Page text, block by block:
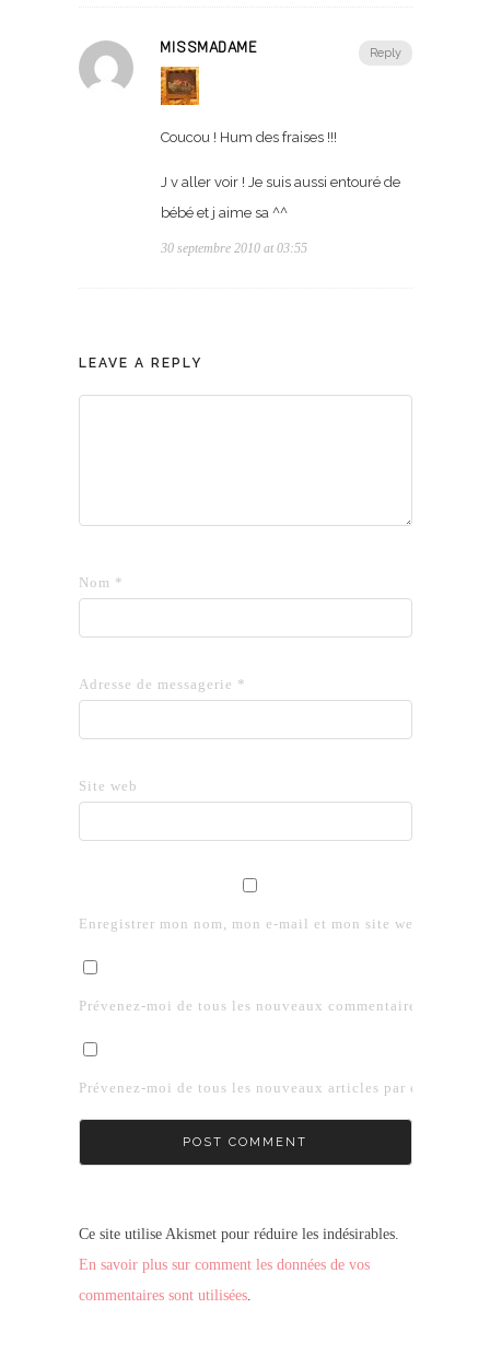
Reply
MISSMADAME
Coucou ! Hum des fraises !!!
J v aller voir ! Je suis aussi entouré de
bébé et j aime sa ^^
30 septembre 2010 at 03:55
LEAVE A REPLY
Nom *
Adresse de messagerie *
Site web
Enregistrer mon nom, mon e-mail et mon site web dans le
Prévenez-moi de tous les nouveaux commentaires par e-
Prévenez-moi de tous les nouveaux articles par e-mail.
Ce site utilise Akismet pour réduire les indésirables.
En savoir plus sur comment les données de vos
commentaires sont utilisées.